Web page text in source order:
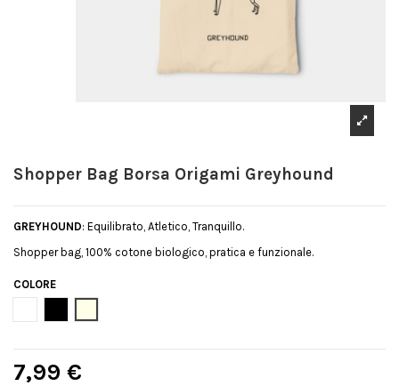
Shopper Bag Borsa Origami Greyhound
GREYHOUND: Equilibrato, Atletico, Tranquillo.
Shopper bag, 100% cotone biologico, pratica e funzionale.
COLORE
7,99 €